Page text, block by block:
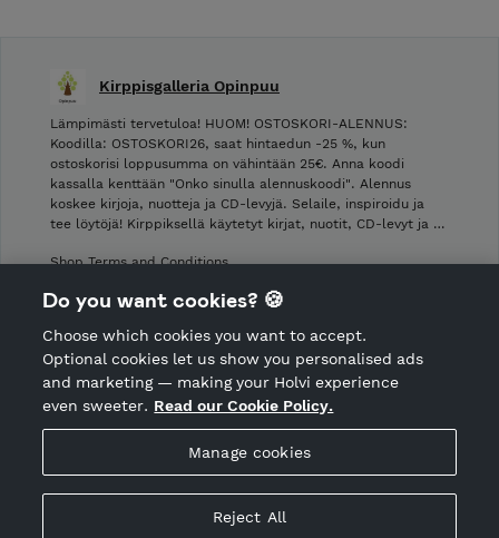
Hosted by Holvi
Holvi Payment Services Ltd is regulated by the Financial
Kirppisgalleria Opinpuu
Lämpimästi tervetuloa! HUOM! OSTOSKORI-ALENNUS:
Koodilla: OSTOSKORI26, saat hintaedun -25 %, kun
ostoskorisi loppusumma on vähintään 25€. Anna koodi
kassalla kenttään "Onko sinulla alennuskoodi". Alennus
koskee kirjoja, nuotteja ja CD-levyjä. Selaile, inspiroidu ja
tee löytöjä! Kirppiksellä käytetyt kirjat, nuotit, CD-levyt ja …
Shop Terms and Conditions
Cancellation policy
CANCEL ORDER
Do you want cookies? 🍪
Choose which cookies you want to accept.
Optional cookies let us show you personalised ads
and marketing — making your Holvi experience
even sweeter. Read our Cookie Policy.
Manage cookies
Reject All